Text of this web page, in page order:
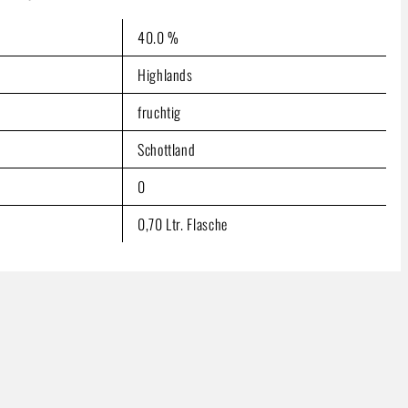
40.0 %
Highlands
fruchtig
Schottland
0
0,70 Ltr. Flasche